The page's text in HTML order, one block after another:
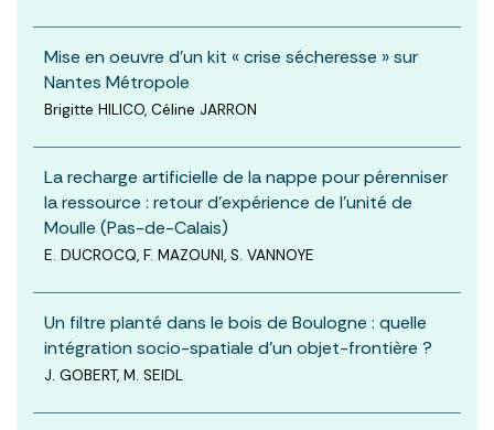
Mise en oeuvre d’un kit « crise sécheresse » sur
Nantes Métropole
Brigitte HILICO, Céline JARRON
La recharge artificielle de la nappe pour pérenniser
la ressource : retour d’expérience de l’unité de
Moulle (Pas-de-Calais)
E. DUCROCQ, F. MAZOUNI, S. VANNOYE
Un filtre planté dans le bois de Boulogne : quelle
intégration socio-spatiale d’un objet-frontière ?
J. GOBERT, M. SEIDL